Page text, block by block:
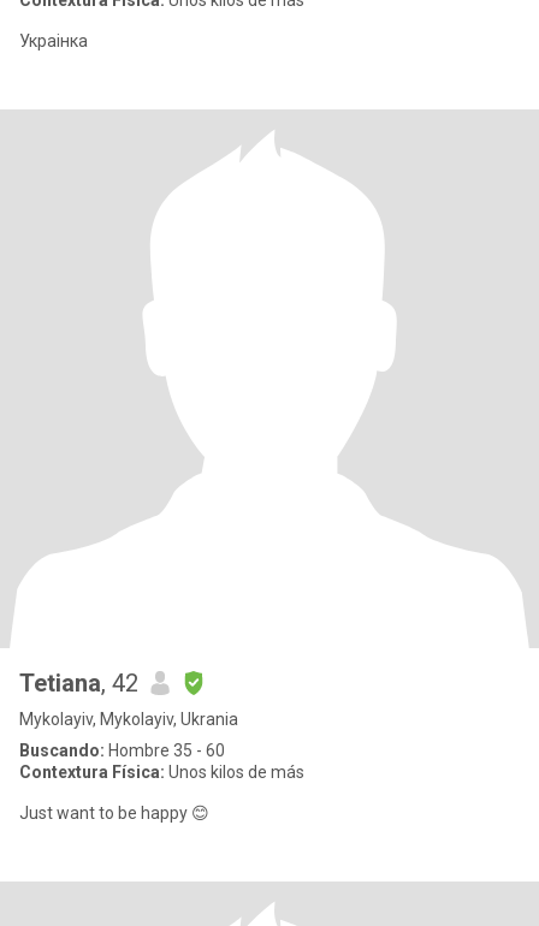
Украінка
Tetiana, 42
Mykolayiv, Mykolayiv, Ukrania
Buscando: Hombre 35 - 60
Contextura Física: Unos kilos de más
Just want to be happy 😊